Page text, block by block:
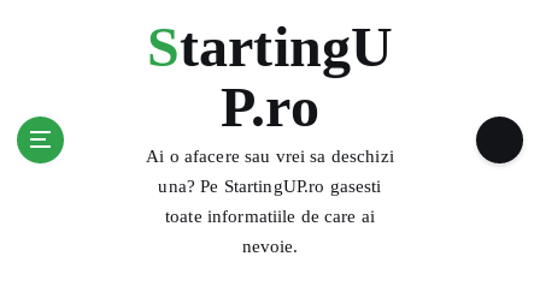
StartingU
P.ro
Ai o afacere sau vrei sa deschizi
una? Pe StartingUP.ro gasesti
toate informatiile de care ai
nevoie.